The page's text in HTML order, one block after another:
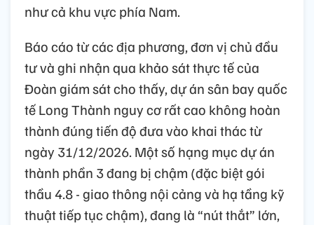
như cả khu vực phía Nam.
Báo cáo từ các địa phương, đơn vị chủ đầu
tư và ghi nhận qua khảo sát thực tế của
Đoàn giám sát cho thấy, dự án sân bay quốc
tế Long Thành nguy cơ rất cao không hoàn
thành đúng tiến độ đưa vào khai thác từ
ngày 31/12/2026. Một số hạng mục dự án
thành phần 3 đang bị chậm (đặc biệt gói
thầu 4.8 - giao thông nội cảng và hạ tầng kỹ
thuật tiếp tục chậm), đang là “nút thắt” lớn,